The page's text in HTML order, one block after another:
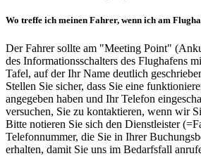
Wo treffe ich meinen Fahrer, wenn ich am
Der Fahrer sollte am "Meeting Point"
des Informationsschalters des Flughafens
Tafel, auf der Ihr Name deutlich
Stellen Sie sicher, dass Sie eine
angegeben haben und Ihr Telefon
versuchen, Sie zu kontaktieren, wenn wir
Bitte notieren Sie sich den Dienstleister
Telefonnummer, die Sie in Ihrer
erhalten, damit Sie uns im Bedarfsfall